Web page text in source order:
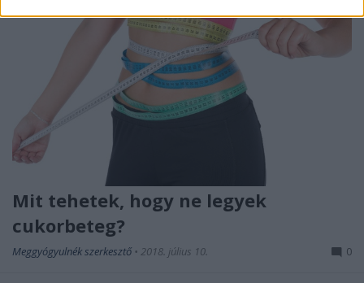
Mit tehetek, hogy ne legyek
cukorbeteg?
Meggyógyulnék szerkesztő • 2018. július 10. 0